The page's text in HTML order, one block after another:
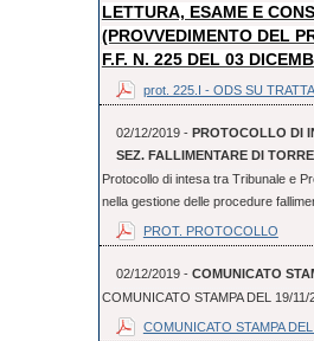
LETTURA, ESAME E
(PROVVEDIMENTO DEL
F.F. N. 225 DEL 03
prot. 225.I - ODS SU
02/12/2019 - PROTOCOLLO DI
SEZ. FALLIMENTARE DI
Protocollo di intesa tra Tribunale e
nella gestione delle procedure
PROT. PROTOCOLLO
02/12/2019 - COMUNICATO
COMUNICATO STAMPA DEL 19/11/
COMUNICATO STAMPA